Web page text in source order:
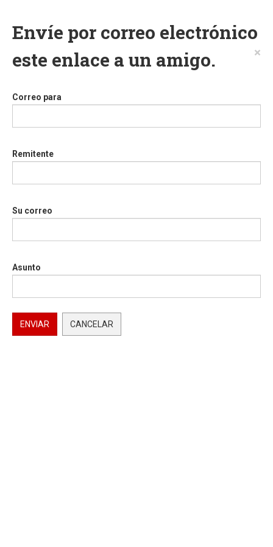
Envíe por correo electrónico
este enlace a un amigo.
×
Correo para
Remitente
Su correo
Asunto
ENVIAR CANCELAR